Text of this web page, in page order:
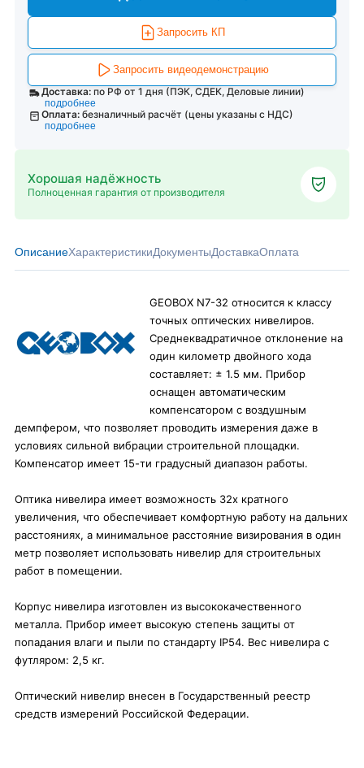
Запросить КП
Запросить видеодемонстрацию
Доставка: по РФ от 1 дня (ПЭК, СДЕК, Деловые линии)
подробнее
Оплата: безналичный расчёт (цены указаны с НДС)
подробнее
Хорошая надёжность
Полноценная гарантия от производителя
ОписаниеХарактеристикиДокументыДоставкаОплата
GEOBOX N7-32 относится к классу
точных оптических нивелиров.
Среднеквадратичное отклонение на
один километр двойного хода
составляет: ± 1.5 мм. Прибор
оснащен автоматическим
компенсатором с воздушным
демпфером, что позволяет проводить измерения даже в
условиях сильной вибрации строительной площадки.
Компенсатор имеет 15-ти градусный диапазон работы.
Оптика нивелира имеет возможность 32х кратного
увеличения, что обеспечивает комфортную работу на дальних
расстояниях, а минимальное расстояние визирования в один
метр позволяет использовать нивелир для строительных
работ в помещении.
Корпус нивелира изготовлен из высококачественного
металла. Прибор имеет высокую степень защиты от
попадания влаги и пыли по стандарту IP54. Вес нивелира с
футляром: 2,5 кг.
Оптический нивелир внесен в Государственный реестр
средств измерений Российской Федерации.